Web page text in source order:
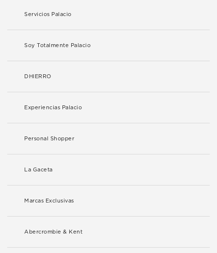
Servicios Palacio
Soy Totalmente Palacio
DHIERRO
Experiencias Palacio
Personal Shopper
La Gaceta
Marcas Exclusivas
Abercrombie & Kent